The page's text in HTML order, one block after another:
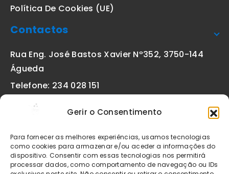
Gerir o Consentimento
Para fornecer as melhores experiências, usamos tecnologias
como cookies para armazenar e/ou aceder a informações do
dispositivo. Consentir com essas tecnologias nos permitirá
processar dados, como comportamento de navegação ou IDs
Política De Cookies (UE)
Contactos
Rua Eng. José Bastos Xavier Nº352, 3750-144
Águeda
Telefone: 234 028 151
geral@etiquetas-online.pt
Os preços indicados incluem IVA à taxa legal em vigor. Todos